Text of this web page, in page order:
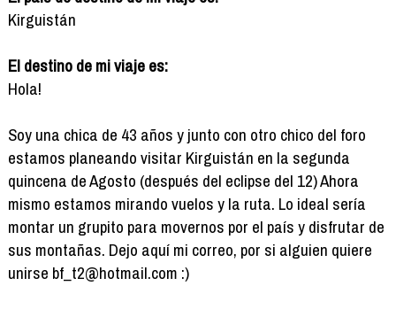
Kirguistán
El destino de mi viaje es:
Hola!
Soy una chica de 43 años y junto con otro chico del foro
estamos planeando visitar Kirguistán en la segunda
quincena de Agosto (después del eclipse del 12) Ahora
mismo estamos mirando vuelos y la ruta. Lo ideal sería
montar un grupito para movernos por el país y disfrutar de
sus montañas. Dejo aquí mi correo, por si alguien quiere
unirse bf_t2@hotmail.com :)